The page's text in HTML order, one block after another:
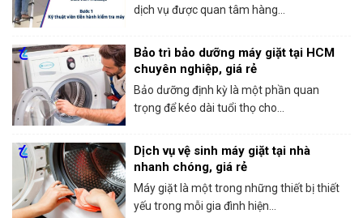
dịch vụ được quan tâm hàng...
Bảo trì bảo dưỡng máy giặt tại HCM
chuyên nghiệp, giá rẻ
Bảo dưỡng định kỳ là một phần quan
trọng để kéo dài tuổi thọ cho...
Dịch vụ vệ sinh máy giặt tại nhà
nhanh chóng, giá rẻ
Máy giặt là một trong những thiết bị thiết
yếu trong mỗi gia đình hiện...